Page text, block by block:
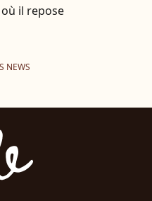
il repose
NEWS